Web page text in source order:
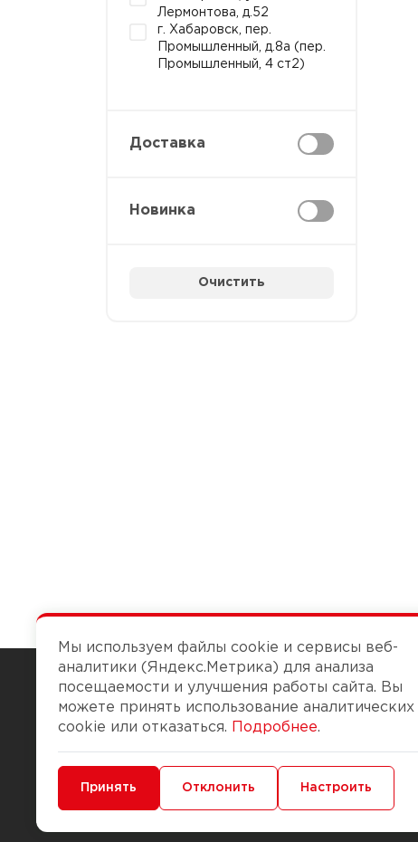
Лермонтова, д.52
г. Хабаровск, пер.
Промышленный, д.8а (пер.
Промышленный, 4 ст2)
Доставка
Новинка
Очистить
Чтобы вам легко работалось
Доставка и оплата
Мы используем файлы cookie и сервисы веб-
аналитики (Яндекс.Метрика) для анализа
посещаемости и улучшения работы сайта. Вы
можете принять использование аналитических
cookie или отказаться.
Подробнее.
Минимальные Функциональные/Аналитические
Принять Отклонить Настроить